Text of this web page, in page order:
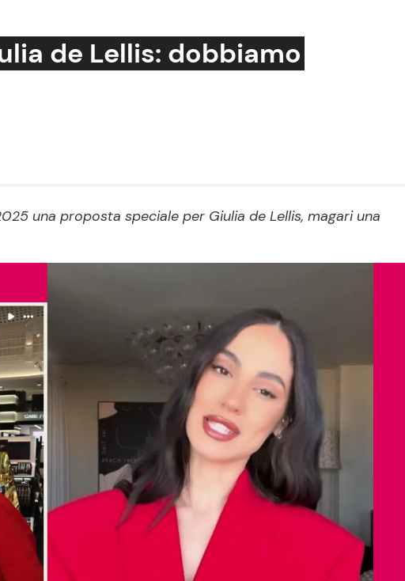
Ricette Facili e Veloci
Ricette per Bambini
de Lellis: dobbiamo
una proposta speciale per Giulia de Lellis, magari una